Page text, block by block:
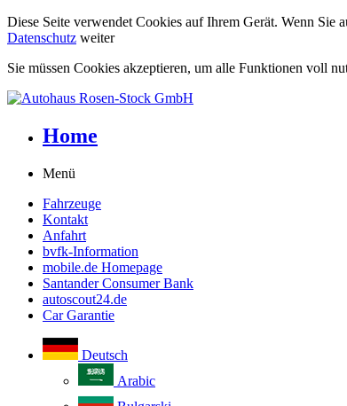
Diese Seite verwendet Cookies auf Ihrem Gerät. Wenn Sie
Datenschutz weiter
Sie müssen Cookies akzeptieren, um alle Funktionen voll
Home
Menü
Fahrzeuge
Kontakt
Anfahrt
bvfk-Information
mobile.de Homepage
Santander Consumer Bank
autoscout24.de
Car Garantie
Deutsch
Arabic